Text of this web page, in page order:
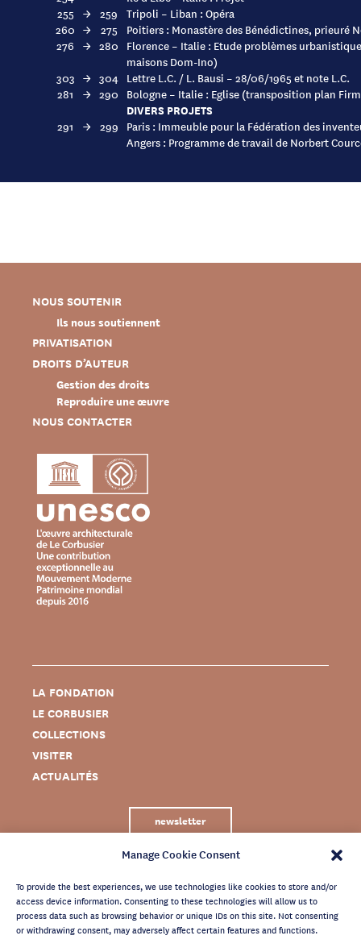
Manage Cookie Consent
To provide the best experiences, we use technologies like cookies to store and/or
access device information. Consenting to these technologies will allow us to
process data such as browsing behavior or unique IDs on this site. Not consenting
or withdrawing consent, may adversely affect certain features and functions.
255 → 259 Tripoli – Liban : Opéra
260 → 275
Poitiers : Monastère des Bénédictines, prieuré
276 → 280 Florence – Italie : Etude problèmes
maisons Dom-Ino)
303 → 304 Lettre L.C. / L. Bausi – 28/06/1965 et note L.C.
281
→ 290 Bologne – Italie : Eglise (transposition plan
DIVERS PROJETS
291 → 299 Paris : Immeuble pour la Fédération des
Angers : Programme de travail de Norbert
NOUS SOUTENIR
Ils nous soutiennent
PRIVATISATION
DROITS D’AUTEUR
Gestion des droits
Reproduire une œuvre
NOUS CONTACTER
LA FONDATION
LE CORBUSIER
COLLECTIONS
VISITER
ACTUALITÉS
newsletter